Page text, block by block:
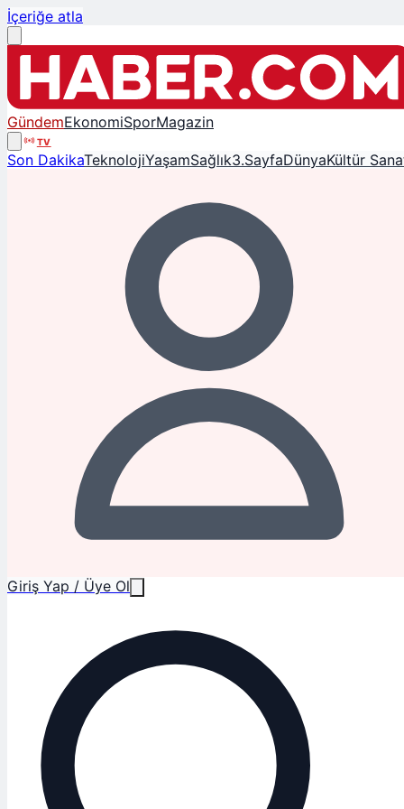
İçeriğe atla
GündemEkonomiSporMagazin
TV
Son DakikaTeknolojiYaşamSağlık3.SayfaDünyaKültür
Giriş Yap / Üye Ol